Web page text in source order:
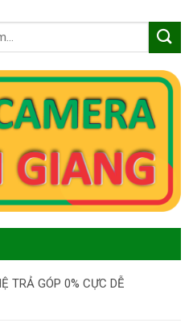
TRẢ GÓP 0% CỰC DỄ